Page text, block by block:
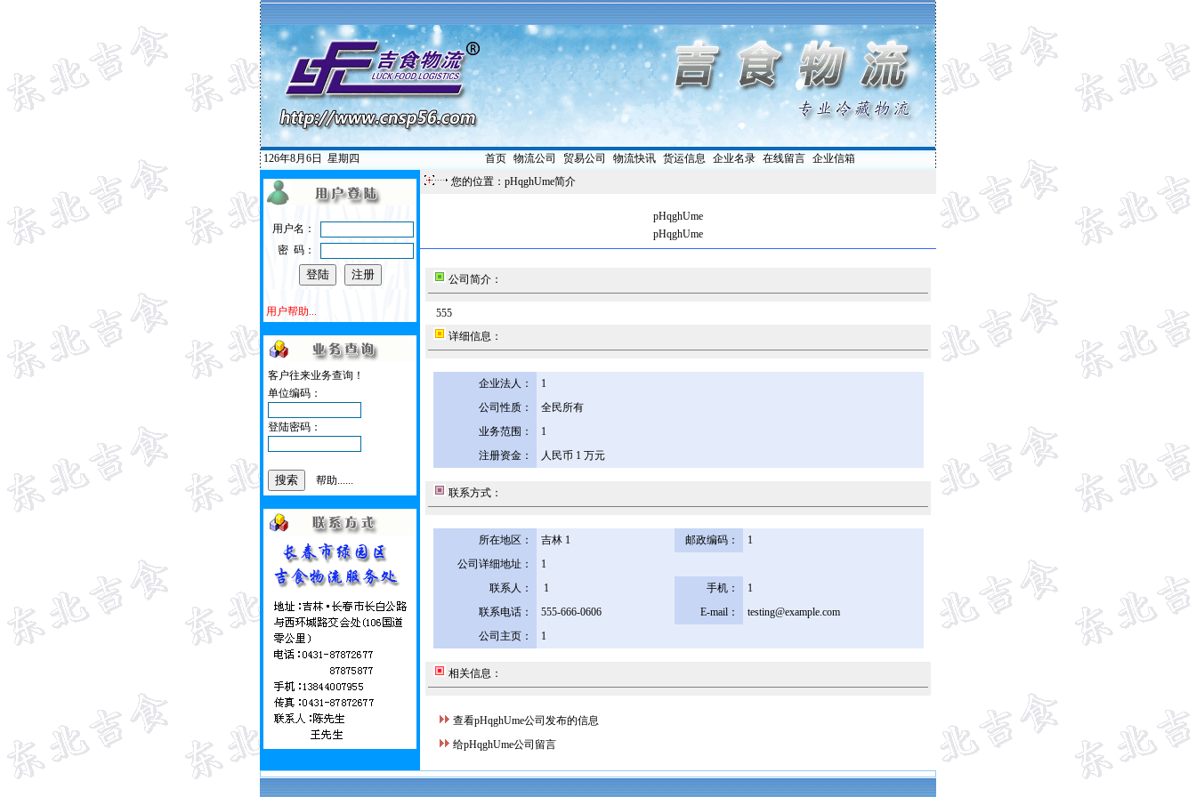
126年8月6日 星期四 首页| 物流公司 贸易公司 物流快讯| 货运信息 企业名录| 在线留言| 企业信箱
用户名：
密 码：
用户帮助...
客户往来业务查询！
单位编码：
登陆密码：
帮助......
您的位置：pHqghUme简介
pHqghUme
pHqghUme
公司简介：
555
详细信息：
企业法人：
1
公司性质：
全民所有
业务范围：
1
注册资金：
人民币 1 万元
联系方式：
所在地区： 吉林 1 邮政编码：
1
公司详细地址：
1
联系人：
1 手机：
1
联系电话：
555-666-0606 E-mail：
testing@example.com
公司主页：
1
相关信息：
查看pHqghUme公司发布的信息
给pHqghUme公司留言